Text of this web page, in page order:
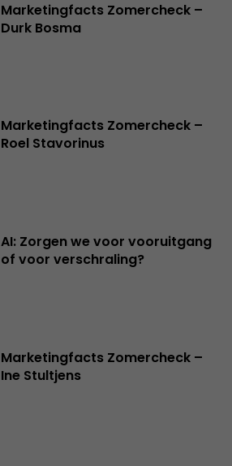
Marketingfacts Zomercheck –
Durk Bosma
Marketingfacts Zomercheck –
Roel Stavorinus
AI: Zorgen we voor vooruitgang
of voor verschraling?
Marketingfacts Zomercheck –
Ine Stultjens